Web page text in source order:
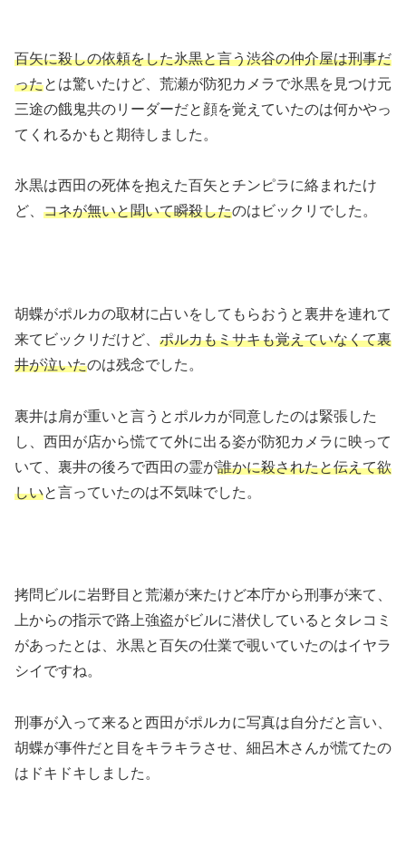
百矢に殺しの依頼をした氷黒と言う渋谷の仲介屋は刑事だ
ったとは驚いたけど、荒瀬が防犯カメラで氷黒を見つけ元
三途の餓鬼共のリーダーだと顔を覚えていたのは何かやっ
てくれるかもと期待しました。
氷黒は西田の死体を抱えた百矢とチンピラに絡まれたけ
ど、 コネが無いと聞いて瞬殺したのはビックリでした。
胡蝶がポルカの取材に占いをしてもらおうと裏井を連れて
来てビックリだけど、 ポルカもミサキも覚えていなくて裏
井が泣いたのは残念でした。
裏井は肩が重いと言うとポルカが同意したのは緊張した
し、西田が店から慌てて外に出る姿が防犯カメラに映って
いて、裏井の後ろで西田の霊が誰かに殺されたと伝えて欲
しいと言っていたのは不気味でした。
拷問ビルに岩野目と荒瀬が来たけど本庁から刑事が来て、
上からの指示で路上強盗がビルに潜伏しているとタレコミ
があったとは、氷黒と百矢の仕業で覗いていたのはイヤラ
シイですね。
刑事が入って来ると西田がポルカに写真は自分だと言い、
胡蝶が事件だと目をキラキラさせ、細呂木さんが慌てたの
はドキドキしました。